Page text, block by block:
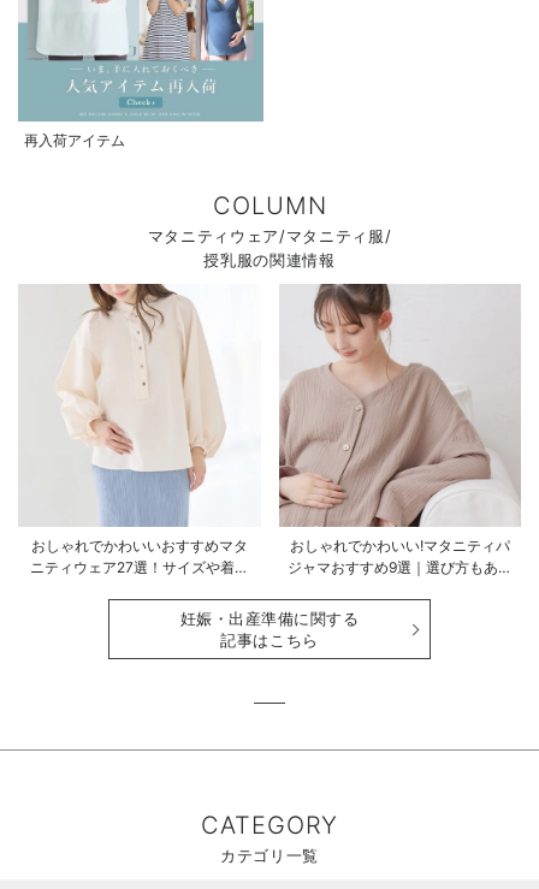
再入荷アイテム
COLUMN
マタニティウェア/マタニティ服/
授乳服の関連情報
おしゃれでかわいいおすすめマタ
ニティウェア27選！サイズや着る
おしゃれでかわいい!マタニティパ
ジャマおすすめ9選｜選び方もあわ
妊娠・出産準備に関する
記事はこちら
CATEGORY
カテゴリ一覧